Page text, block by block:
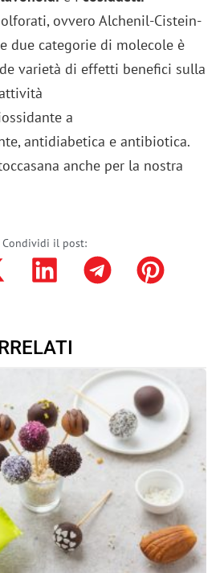
ovvero Alchenil-Cistein-
due categorie di molecole è
varietà di effetti benefici sulla
a
antidiabetica e antibiotica.
anche per la nostra
Condividi il post: